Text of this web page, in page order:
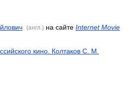
(англ.) на сайте Internet Movie
кино. Колтаков С. М.